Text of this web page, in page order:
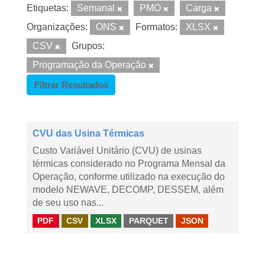
Etiquetas: Semanal PMO
Carga
Organizações:
ONS Formatos:
XLSX
CSV
Grupos:
Programação da Operação
Filtrar Resultados
CVU das Usina Térmicas
Custo Variável Unitário (CVU) de usinas
térmicas considerado no Programa Mensal da
Operação, conforme utilizado na execução do
modelo NEWAVE, DECOMP, DESSEM, além
de seu uso nas...
PDF CSV XLSX PARQUET JSON